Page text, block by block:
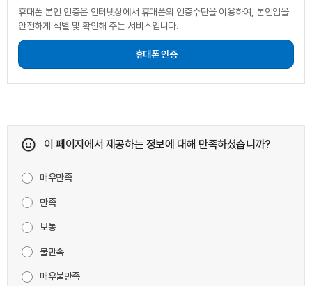
휴대폰 본인 인증은 인터넷상에서 휴대폰의 인증수단을 이용하여, 본인임을
안전하게 식별 및 확인해 주는 서비스입니다.
휴대폰 인증
이 페이지에서 제공하는 정보에 대해 만족하셨습니까?
매우만족
만족
보통
불만족
매우불만족